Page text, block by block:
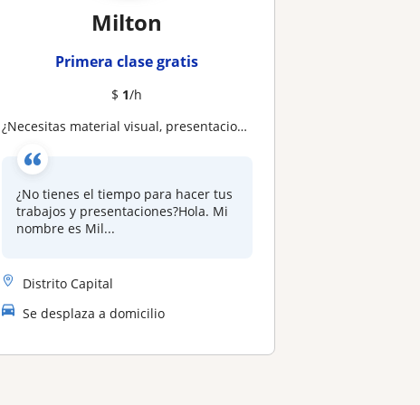
Milton
Primera clase gratis
$ 1/h
¿Necesitas material visual, presentaciones y diseños?
¿No tienes el tiempo para hacer tus
trabajos y presentaciones?Hola. Mi
nombre es Mil...
Distrito Capital
Se desplaza a domicilio